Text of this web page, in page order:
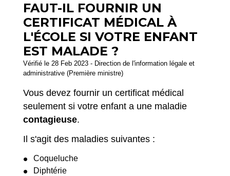
FAUT-IL FOURNIR UN
CERTIFICAT MÉDICAL À
L'ÉCOLE SI VOTRE ENFANT
EST MALADE ?
Vérifié le 28 Feb 2023 - Direction de l'information légale et
administrative (Première ministre)
Vous devez fournir un certificat médical
seulement si votre enfant a une maladie
contagieuse.
Il s'agit des maladies suivantes :
Coqueluche
Diphtérie